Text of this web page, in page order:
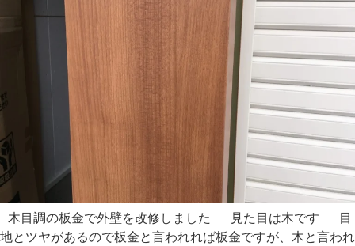
木目調の板金で外壁を改修しました 見た目は木です 目
地とツヤがあるので板金と言われれば板金ですが、木と言われ